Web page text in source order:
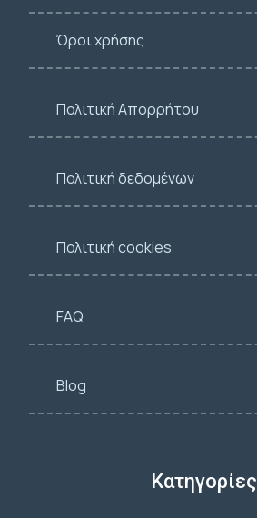
Όροι χρήσης
Πολιτική Απορρήτου
Πολιτική δεδομένων
Πολιτική cookies
FAQ
Blog
Κατηγορίες